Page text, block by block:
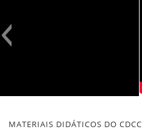
MATERIAIS DIDÁTICOS DO CDCC